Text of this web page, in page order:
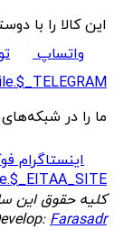
این کالا را با
واتساپ
ما را در
اینستاگرام
کلیه حقوق این
Farasadr